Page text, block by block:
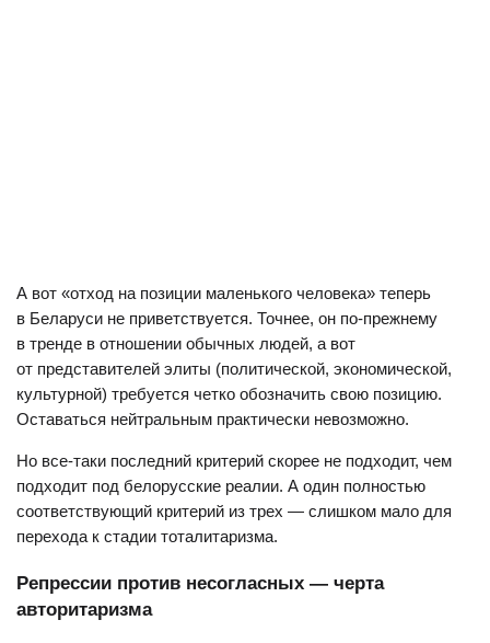
А вот «отход на позиции маленького человека» теперь
в Беларуси не приветствуется. Точнее, он по-прежнему
в тренде в отношении обычных людей, а вот
от представителей элиты (политической, экономической,
культурной) требуется четко обозначить свою позицию.
Оставаться нейтральным практически невозможно.
Но все-таки последний критерий скорее не подходит, чем
подходит под белорусские реалии. А один полностью
соответствующий критерий из трех — слишком мало для
перехода к стадии тоталитаризма.
Репрессии против несогласных — черта
авторитаризма